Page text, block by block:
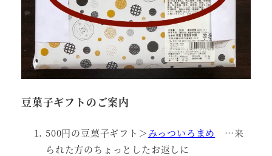
豆菓子ギフトのご案内
500円の豆菓子ギフト＞みっついろまめ
…来
られた方のちょっとしたお返しに